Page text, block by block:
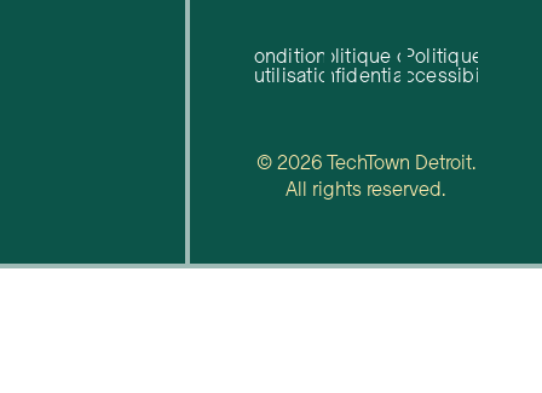
Conditions
d'utilisation
Politique de
confidentialité
Politique
d'accessibilité
© 2026 TechTown Detroit.
All rights reserved.